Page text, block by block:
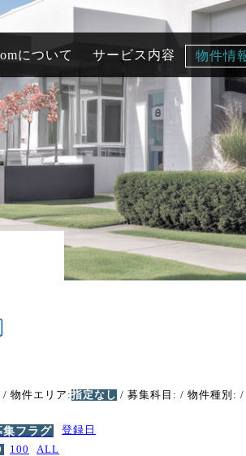
について サービス内容 物件情
/ 物件エリア:指定なし / 募集科目: / 物件種別: /
フラグ
登録日
100 ALL